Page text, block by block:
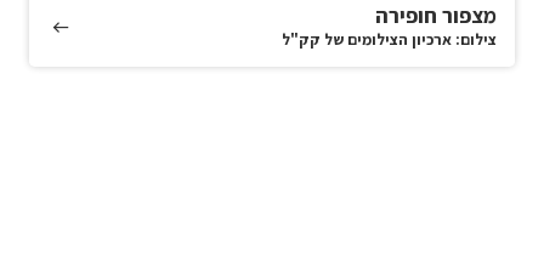
מצפור חופירה
צילום: ארכיון הצילומים של קק"ל